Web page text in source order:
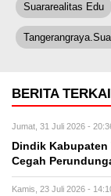
Suararealitas Edu
BERITA
Jumat, 31 Juli 2026 -
Dindik Kabupaten
Cegah
Kamis, 23 Juli 2026 -